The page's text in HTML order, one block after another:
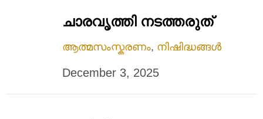
ചാരവൃത്തി നടത്തരുത്‌
ആത്മസംസ്കരണം, നിഷിദ്ധങ്ങൾ
December 3, 2025